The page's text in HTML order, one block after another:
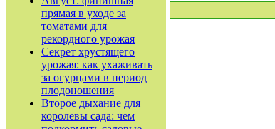
прямая в уходе за
томатами для
рекордного урожая
Секрет хрустящего
урожая: как ухаживать
за огурцами в период
плодоношения
Второе дыхание для
королевы сада: чем